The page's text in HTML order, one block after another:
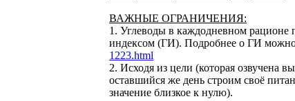
ВАЖНЫЕ ОГРАНИЧЕНИЯ:
1. Углеводы в каждодневном
индексом (ГИ). Подробнее о ГИ
1223.html
2. Исходя из цели (которая озвучена
оставшийся же день строим своё
значение близкое к нулю).